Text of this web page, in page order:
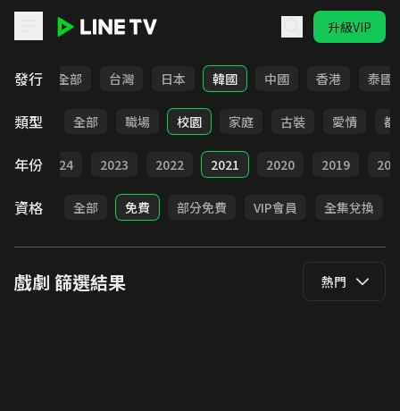
升級VIP
發行 全部 台灣 日本 韓國 中國 香港 泰國
類型 全部 職場 校園 家庭 古裝 愛情 都
年份 2024 2023 2022 2021 2020 2019
資格 全部 免費 部分免費 VIP會員 全集兌換
戲劇 篩選結果 熱門